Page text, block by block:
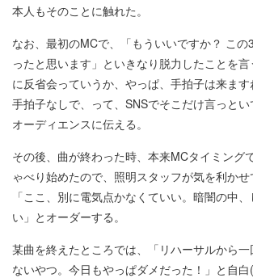
本人もそのことに触れた。
なお、最初のMCで、「もういいですか？ この
ったと思います」といきなり脱力したことを
に反省会っていうか、やっぱ、手拍子は来ま
手拍子なしで、って、SNSでそこだけ言っとい
オーディエンスに伝える。
その後、曲が終わった時、本来MCタイミング
ゃべり始めたので、照明スタッフが気を利かせ
「ここ、別に電気点かなくていい。暗闇の中
い」とオーダーする。
某曲を終えたところでは、「リハーサルから
ないやつ。今日もやっぱダメだった！」と自